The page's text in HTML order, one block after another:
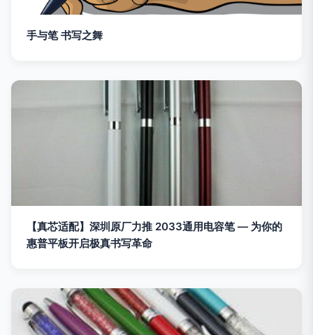
手与笔 书写之舞
【真芯适配】深圳原厂力推 2033通用电容笔 — 为你的
惠普平板开启极真书写革命